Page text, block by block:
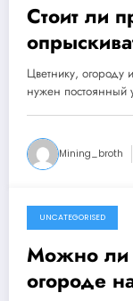
Стоит ли
МИНИ
Цветнику, огороду
нужен постоянный
Mining_broth
4 ноября 2024
UNCATEGORISED
Можно ли
огороде